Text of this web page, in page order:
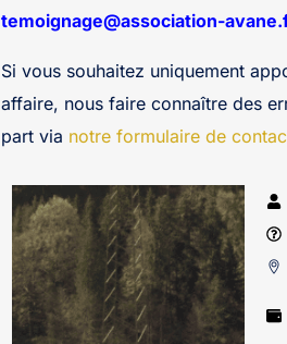
temoignage@association-
Si vous souhaitez uniquement
affaire, nous faire connaître des
part via notre formulaire de